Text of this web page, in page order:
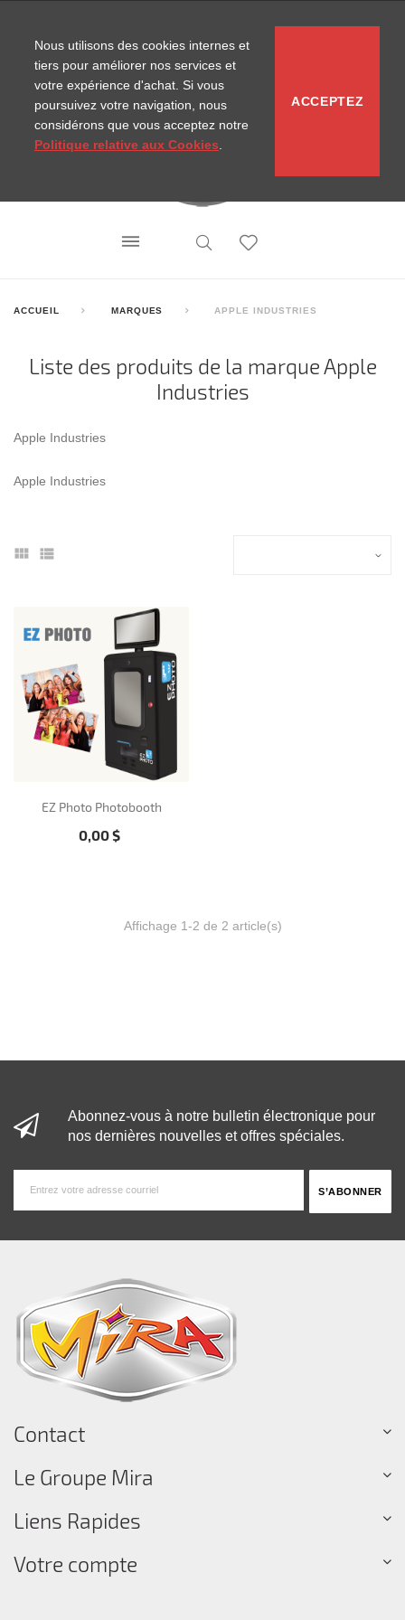
ACCUEIL MARQUES APPLE INDUSTRIES
Liste des produits de la marque Apple
Industries
Apple Industries
Apple Industries
EZ Photo Photobooth
Prix
0,00 $
Affichage 1-2 de 2 article(s)
Abonnez-vous à notre bulletin électronique pour
nos dernières nouvelles et offres spéciales.
Contact
Le Groupe Mira
Liens Rapides
Votre compte
Nous utilisons des cookies internes et
tiers pour améliorer nos services et
votre expérience d'achat. Si vous
poursuivez votre navigation, nous
considérons que vous acceptez notre
Politique relative aux Cookies
ACCEPTEZ